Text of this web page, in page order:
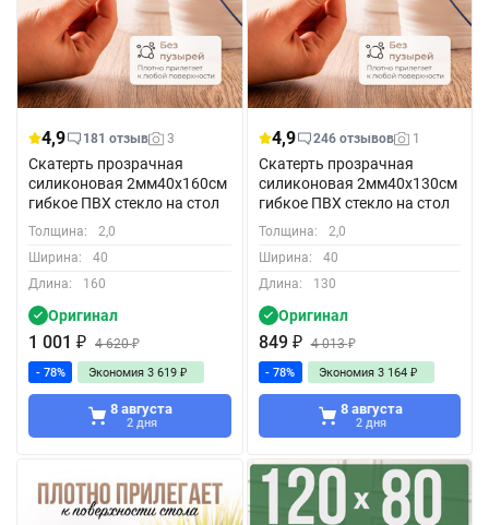
4,9 181 отзыв 3
Скатерть прозрачная
силиконовая 2мм40x160см
гибкое ПВХ стекло на стол
Толщина:
2,0
Ширина:
40
Длина:
160
Оригинал
1 001 ₽ 4 620₽
- 78% Экономия 3 619 ₽
8 августа
2 дня
4,9 246 отзывов 1
Скатерть прозрачная
силиконовая 2мм40x130см
гибкое ПВХ стекло на стол
Толщина:
2,0
Ширина:
40
Длина:
130
Оригинал
849 ₽ 4 013₽
- 78% Экономия 3 164 ₽
8 августа
2 дня